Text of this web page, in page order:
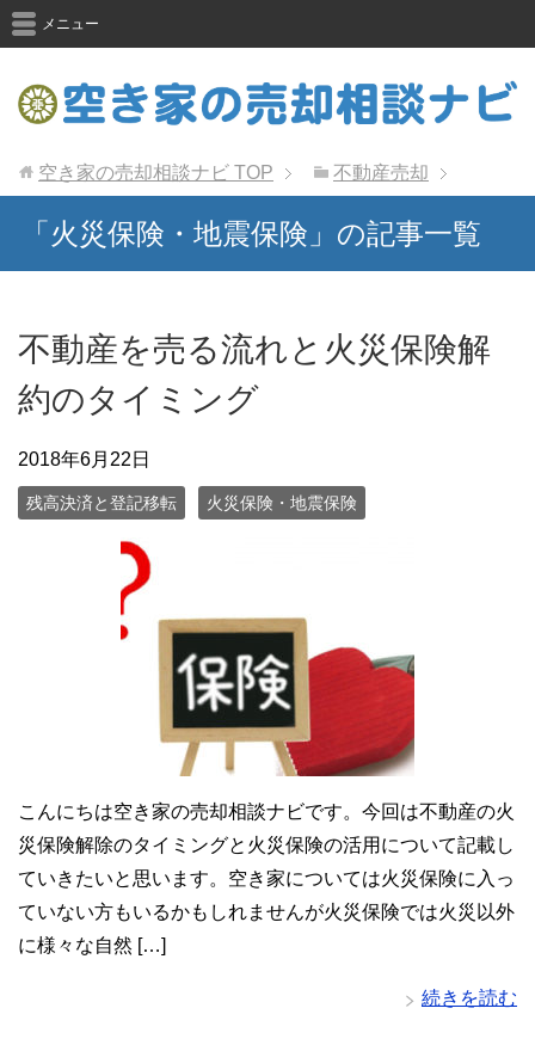
メニュー
空き家の売却相談ナビ TOP 不動産売却
「火災保険・地震保険」の記事一覧
不動産を売る流れと火災保険解
約のタイミング
2018年6月22日
残高決済と登記移転 火災保険・地震保険
こんにちは空き家の売却相談ナビです。今回は不動産の火
災保険解除のタイミングと火災保険の活用について記載し
ていきたいと思います。空き家については火災保険に入っ
ていない方もいるかもしれませんが火災保険では火災以外
に様々な自然 […]
続きを読む